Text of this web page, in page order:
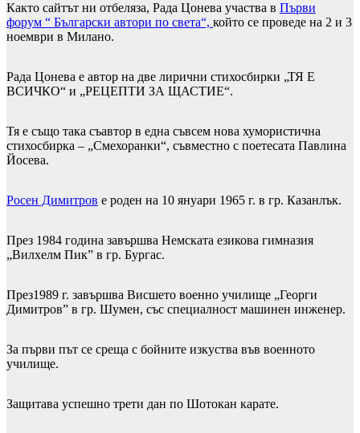
Както сайтът ни отбеляза, Рада Цонева участва в Първи
форум “ Български автори по света“, който се проведе на 2 и 3
ноември в Милано.
Рада Цонева е автор на две лирични стихосбирки „ТЯ Е
ВСИЧКО“ и „РЕЦЕПТИ ЗА ЩАСТИЕ“.
Тя е също така съавтор в една съвсем нова хумористична
стихосбирка – „Смехоранки“, съвместно с поетесата Павлина
Йосева.
Росен Димитров е роден на 10 януари 1965 г. в гр. Казанлък.
През 1984 година завършва Немската езикова гимназия
„Вилхелм Пик” в гр. Бургас.
През1989 г. завършва Висшето военно училище „Георги
Димитров” в гр. Шумен, със специалност машинен инженер.
За първи път се среща с бойните изкуства във военното
училище.
Защитава успешно трети дан по Шотокан карате.